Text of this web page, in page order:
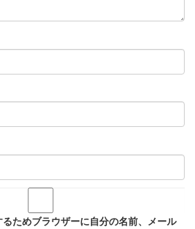
ためブラウザーに自分の名前、メール